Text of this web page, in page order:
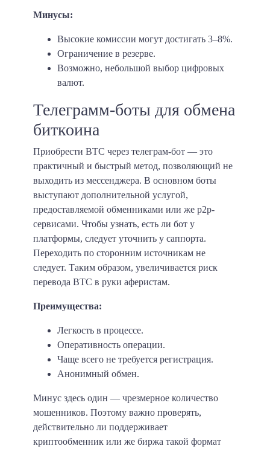
Минусы:
Высокие комиссии могут достигать 3–8%.
Ограничение в резерве.
Возможно, небольшой выбор цифровых
валют.
Телеграмм-боты для обмена
биткоина
Приобрести BTC через телеграм-бот — это
практичный и быстрый метод, позволяющий не
выходить из мессенджера. В основном боты
выступают дополнительной услугой,
предоставляемой обменниками или же p2p-
сервисами. Чтобы узнать, есть ли бот у
платформы, следует уточнить у саппорта.
Переходить по сторонним источникам не
следует. Таким образом, увеличивается риск
перевода BTC в руки аферистам.
Преимущества:
Легкость в процессе.
Оперативность операции.
Чаще всего не требуется регистрация.
Анонимный обмен.
Минус здесь один — чрезмерное количество
мошенников. Поэтому важно проверять,
действительно ли поддерживает
криптообменник или же биржа такой формат